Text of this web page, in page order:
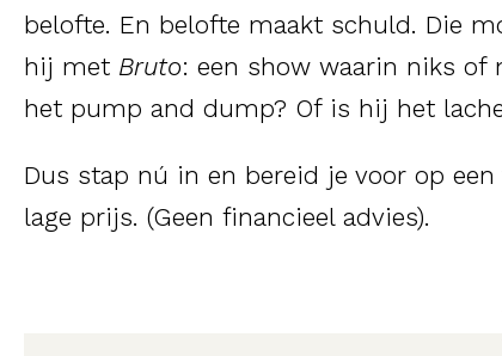
belofte. En belofte maakt schuld. Die
hij met Bruto: een show waarin niks of
het pump and dump? Of is hij het
Dus stap nú in en bereid je voor op
lage prijs. (Geen financieel advies).